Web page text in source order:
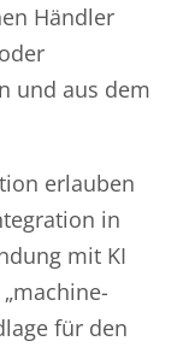
Händler
und aus dem
erlauben
in
mit KI
für den